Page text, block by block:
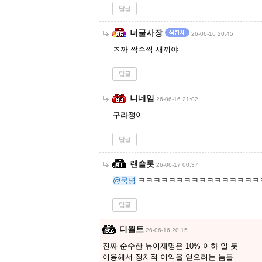
답글
너굴사장 26-06-16 20:45
ㅈ까 짝수찍 새끼야
답글
니네임 26-06-16 21:02
구라쟁이
답글
랜슬롯 26-06-17 00:37
@묵명 ㅋㅋㅋㅋㅋㅋㅋㅋㅋㅋㅋㅋㅋㅋㅋ
답글
디월트 26-06-16 20:15
진짜 순수한 뉴이재명은 10% 이하 일 듯
이용해서 정치적 이익을 얻으려는 놈들